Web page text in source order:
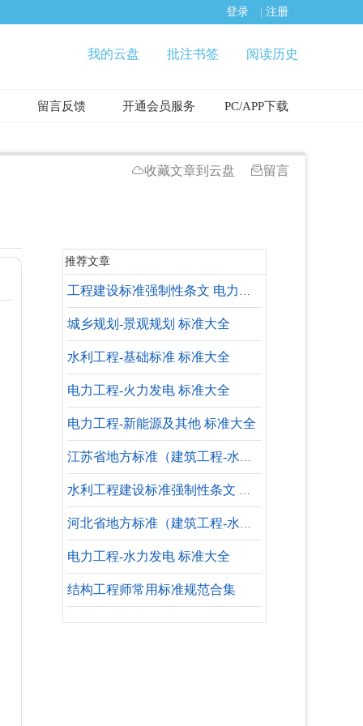
登录 注册
我的云盘 批注书签 阅读历史
留言反馈 开通会员服务 PC/APP下载
收藏文章到云盘 留言
推荐文章
工程建设标准强制性条文 电力工程部分 风力发电工程及新能源发电工程
城乡规划-景观规划 标准大全
水利工程-基础标准 标准大全
电力工程-火力发电 标准大全
电力工程-新能源及其他 标准大全
江苏省地方标准（建筑工程-水暖专业-参考标准）
水利工程建设标准强制性条文 水利工程设计
河北省地方标准（建筑工程-水暖专业-设计依据）
电力工程-水力发电 标准大全
结构工程师常用标准规范合集